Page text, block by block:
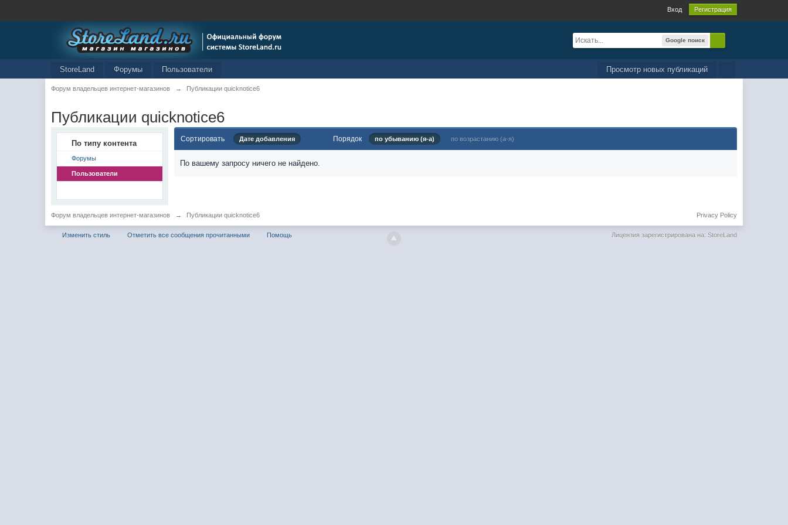
Вход Регистрация
Google поиск
Просмотр новых публикаций
StoreLand Форумы Пользователи
Форум владельцев интернет-магазинов → Публикации quicknotice6
Публикации quicknotice6
По типу контента
Форумы
Пользователи
Сортировать Дате добавления Порядок по убыванию (я-а) по возрастанию (а-я)
По вашему запросу ничего не найдено.
Форум владельцев интернет-магазинов → Публикации quicknotice6 Privacy Policy
Изменить стиль Отметить все сообщения прочитанными Помощь Лицензия зарегистрирована на: StoreLand